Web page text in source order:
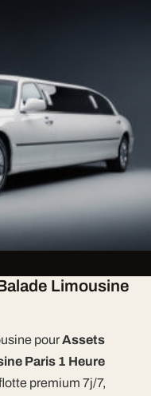
Limousine
pourAssets
Paris 1 Heure
premium 7j/7,